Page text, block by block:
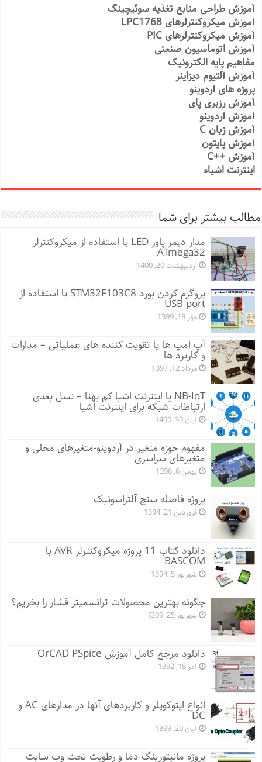
آموزش طراحی منابع تغذیه سوئیچینگ
آموزش میکروکنترلرهای LPC1768
آموزش میکروکنترلرهای PIC
آموزش اتوماسیون صنعتی
مفاهیم پایه الکترونیک
آموزش آلتیوم دیزاینر
پروژه های آردوینو
آموزش رزبری پای
آموزش آردوینو
آموزش زبان C
آموزش پایتون
آموزش ++C
اینترنت اشیاء
مطالب بیشتر برای شما
مدار دیمر پاور LED با استفاده از میکروکنترلر
ATmega32
اردیبهشت 20, 1400
پروگرم کردن بورد STM32F103C8 با استفاده از
USB port
مهر 18, 1399
آپ امپ ها یا تقویت کننده های عملیاتی – مدارات
و کاربرد ها
مرداد 12, 1397
NB-IoT یا اینترنت اشیا کم پهنا – نسل بعدی
ارتباطات شبکه برای اینترنت اشیا
آبان 30, 1400
مفهوم حوزه متغیر در آردوینو-متغیرهای محلی و
متغیرهای سراسری
بهمن 6, 1396
پروژه فاصله سنج آلتراسونیک
فروردین 21, 1394
دانلود کتاب 11 پروژه میکروکنترلر AVR با
BASCOM
شهریور 5, 1394
چگونه بهترین محصولات ترانسمیتر فشار را بخریم؟
شهریور 25, 1399
دانلود مرجع کامل آموزش OrCAD PSpice
آذر 18, 1392
انواع اپتوکوپلر و کاربردهای آنها در مدارهای AC و
DC
آبان 20, 1399
پروژه مانيتورينگ دما و رطوبت تحت وب سایت